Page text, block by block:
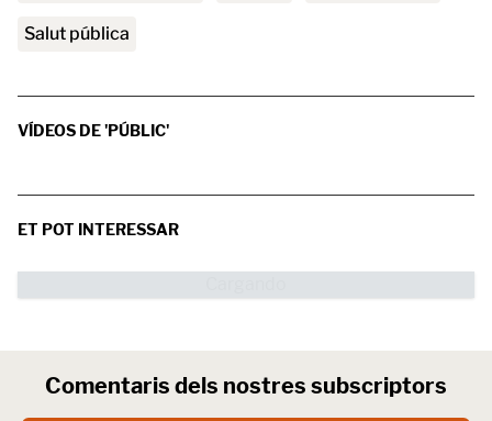
salut pública
VÍDEOS DE 'PÚBLIC'
ET POT INTERESSAR
Comentaris dels nostres subscriptors